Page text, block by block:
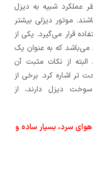
عملکرد شبیه به دیزل
موتور دیزلی بیشتر
قرار می‌گیرد. یکی از
که به عنوان یک
از نکات مثبت آن
تر اشاره کرد. برخی از
دیزل دارند، از
سرد، بسیار ساده و